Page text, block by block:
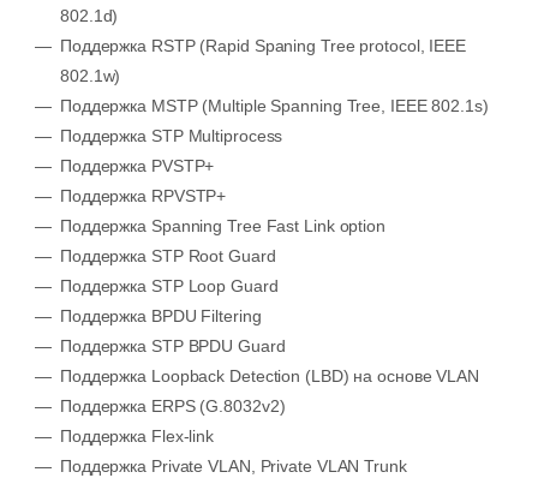
802.1d)
Поддержка RSTP (Rapid Spaning Tree protocol, IEEE
802.1w)
Поддержка MSTP (Multiple Spanning Tree, IEEE 802.1s)
Поддержка STP Multiprocess
Поддержка PVSTP+
Поддержка RPVSTP+
Поддержка Spanning Tree Fast Link option
Поддержка STP Root Guard
Поддержка STP Loop Guard
Поддержка BPDU Filtering
Поддержка STP BPDU Guard
Поддержка Loopback Detection (LBD) на основе VLAN
Поддержка ERPS (G.8032v2)
Поддержка Flex-link
Поддержка Private VLAN, Private VLAN Trunk